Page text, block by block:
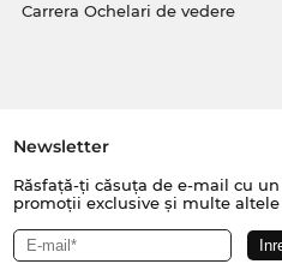
Carrera Ochelari de vedere
Newsletter
Răsfață-ți căsuța de e-mail cu
promoții exclusive și multe